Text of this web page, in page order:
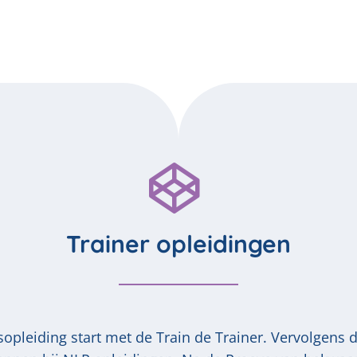
Trainer opleidingen
start met de Train de Trainer. Vervolgens